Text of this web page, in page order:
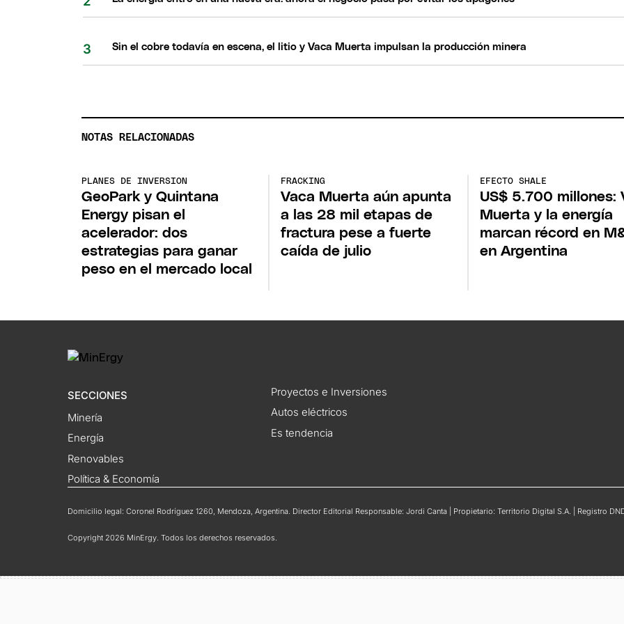
Sin el cobre todavía en escena, el litio y Vaca Muerta impulsan la producción minera
NOTAS RELACIONADAS
PLANES DE INVERSION
GeoPark y Quintana
Energy pisan el
acelerador: dos
estrategias para ganar
peso en el mercado local
FRACKING
Vaca Muerta aún apunta
a las 28 mil etapas de
fractura pese a fuerte
caída de julio
EFECTO SHALE
US$ 5.700 millones:
Muerta y la energía
marcan récord en
en Argentina
SECCIONES
Minería
Energía
Renovables
Política & Economía
Proyectos e Inversiones
Autos eléctricos
Es tendencia
Domicilio legal: Coronel Rodríguez 1260, Mendoza, Argentina. Director Editorial Responsable: Jordi Canta | Propietario: Territorio Digital S.A. | Registro
Copyright 2026 MinErgy. Todos los derechos reservados.